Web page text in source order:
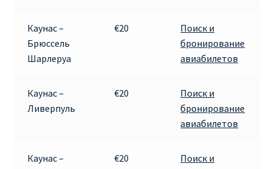
Каунас –
Брюссель
Шарлеруа
€20
Поиск и
бронирование
авиабилетов
Каунас –
Ливерпуль
€20
Поиск и
бронирование
авиабилетов
Каунас –
€20
Поиск и